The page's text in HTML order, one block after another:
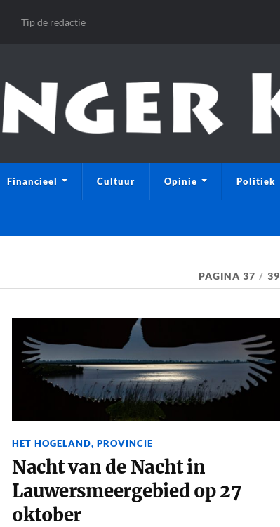
Tip de redactie
Financieel Cultuur Opinie Politiek
PAGINA 37 / 39
HET HOGELAND, PROVINCIE
Nacht van de Nacht in
Lauwersmeergebied op 27
oktober